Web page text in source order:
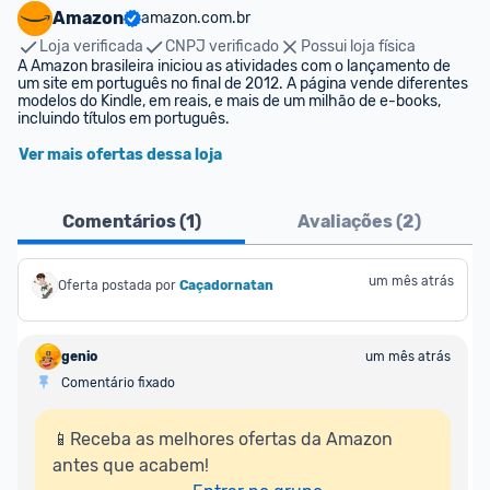
Amazon
amazon.com.br
Loja verificada
CNPJ verificado
Possui loja física
A Amazon brasileira iniciou as atividades com o lançamento de
um site em português no final de 2012. A página vende diferentes
modelos do Kindle, em reais, e mais de um milhão de e-books,
incluindo títulos em português.
Ver mais ofertas dessa loja
Comentários (1) Avaliações (2)
Oferta postada por Caçadornatan um mês atrás
genio
um mês atrás
Comentário fixado
📱Receba as melhores ofertas da Amazon
antes que acabem!